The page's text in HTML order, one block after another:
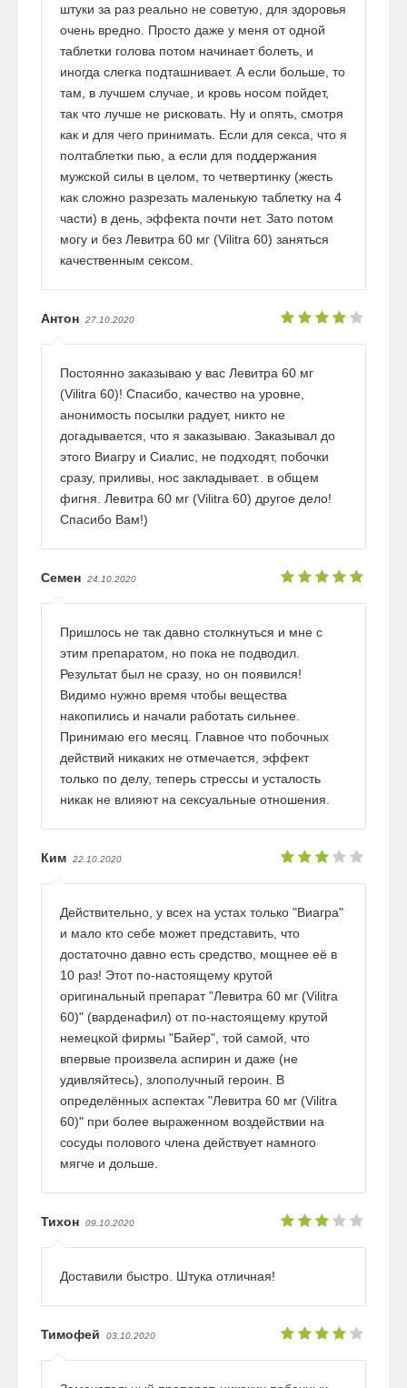
штуки за раз реально не советую, для здоровья
очень вредно. Просто даже у меня от одной
таблетки голова потом начинает болеть, и
иногда слегка подташнивает. А если больше, то
там, в лучшем случае, и кровь носом пойдет,
так что лучше не рисковать. Ну и опять, смотря
как и для чего принимать. Если для секса, что я
полтаблетки пью, а если для поддержания
мужской силы в целом, то четвертинку (жесть
как сложно разрезать маленькую таблетку на 4
части) в день, эффекта почти нет. Зато потом
могу и без Левитра 60 мг (Vilitra 60) заняться
качественным сексом.
Антон 27.10.2020
Постоянно заказываю у вас Левитра 60 мг
(Vilitra 60)! Спасибо, качество на уровне,
анонимость посылки радует, никто не
догадывается, что я заказываю. Заказывал до
этого Виагру и Сиалис, не подходят, побочки
сразу, приливы, нос закладывает.. в общем
фигня. Левитра 60 мг (Vilitra 60) другое дело!
Спасибо Вам!)
Семен 24.10.2020
Пришлось не так давно столкнуться и мне с
этим препаратом, но пока не подводил.
Результат был не сразу, но он появился!
Видимо нужно время чтобы вещества
накопились и начали работать сильнее.
Принимаю его месяц. Главное что побочных
действий никаких не отмечается, эффект
только по делу, теперь стрессы и усталость
никак не влияют на сексуальные отношения.
Ким 22.10.2020
Действительно, у всех на устах только "Виагра"
и мало кто себе может представить, что
достаточно давно есть средство, мощнее её в
10 раз! Этот по-настоящему крутой
оригинальный препарат "Левитра 60 мг (Vilitra
60)" (варденафил) от по-настоящему крутой
немецкой фирмы "Байер", той самой, что
впервые произвела аспирин и даже (не
удивляйтесь), злополучный героин. В
определённых аспектах "Левитра 60 мг (Vilitra
60)" при более выраженном воздействии на
сосуды полового члена действует намного
мягче и дольше.
Тихон 09.10.2020
Доставили быстро. Штука отличная!
Тимофей 03.10.2020